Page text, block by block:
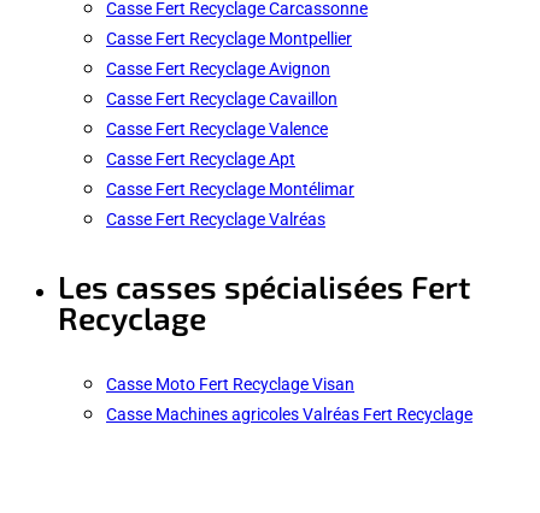
Casse Fert Recyclage Carcassonne
Casse Fert Recyclage Montpellier
Casse Fert Recyclage Avignon
Casse Fert Recyclage Cavaillon
Casse Fert Recyclage Valence
Casse Fert Recyclage Apt
Casse Fert Recyclage Montélimar
Casse Fert Recyclage Valréas
Les casses spécialisées Fert
Recyclage
Casse Moto Fert Recyclage Visan
Casse Machines agricoles Valréas Fert Recyclage